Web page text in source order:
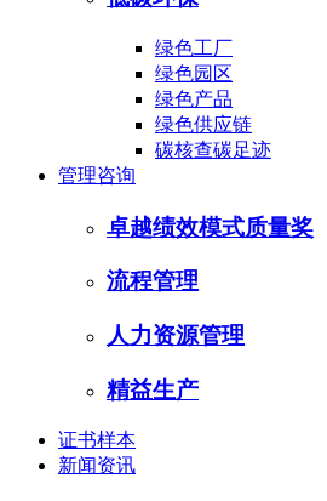
绿色工厂
绿色园区
绿色产品
绿色供应链
碳核查碳足迹
管理咨询
卓越绩效模式质量奖
流程管理
人力资源管理
精益生产
证书样本
新闻资讯